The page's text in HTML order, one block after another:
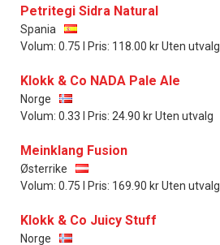
Petritegi Sidra Natural
Spania
Volum: 0.75 l Pris: 118.00 kr Uten utvalg
Klokk & Co NADA Pale Ale
Norge
Volum: 0.33 l Pris: 24.90 kr Uten utvalg
Meinklang Fusion
Østerrike
Volum: 0.75 l Pris: 169.90 kr Uten utvalg
Klokk & Co Juicy Stuff
Norge